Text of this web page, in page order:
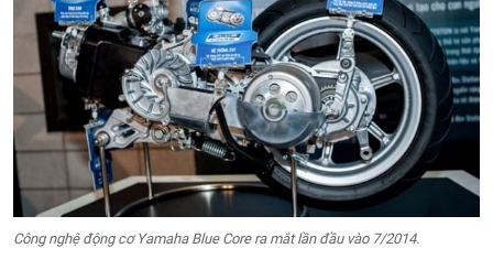
Công nghệ động cơ Yamaha Blue Core ra mắt lần đầu vào 7/2014.